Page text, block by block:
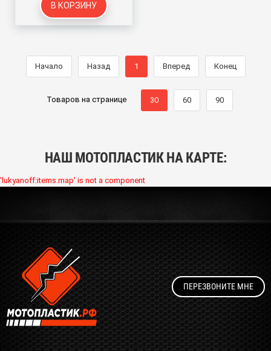
В КОРЗИНУ
Начало Назад 1 Вперед Конец
Товаров на странице 30 60 90
НАШ МОТОПЛАСТИК НА КАРТЕ:
'lukyanoff:items.map' is not a component
ПЕРЕЗВОНИТЕ МНЕ